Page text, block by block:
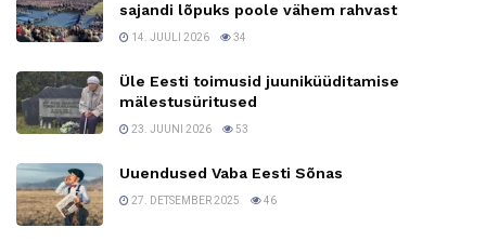
sajandi lõpuks poole vähem rahvast
14. JUULI 2026 34
Üle Eesti toimusid juuniküüditamise
mälestusüritused
23. JUUNI 2026 53
Uuendused Vaba Eesti Sõnas
27. DETSEMBER 2025 46